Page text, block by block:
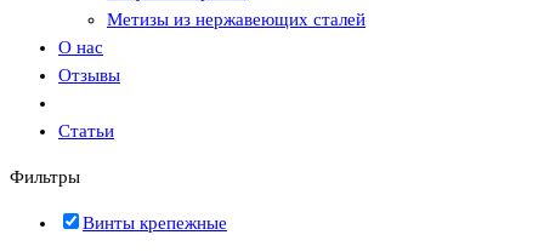
Метизы из нержавеющих сталей
О нас
Отзывы
Статьи
Фильтры
Винты крепежные